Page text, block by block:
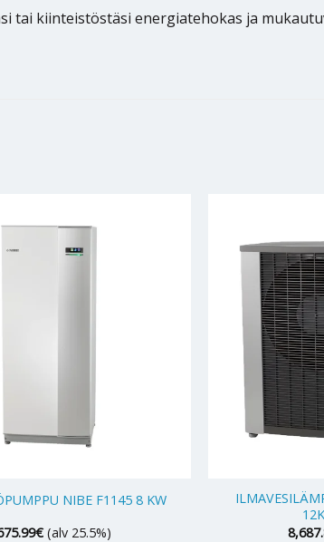
tai kiinteistöstäsi energiatehokas ja
NIBE F1145 8 KW
€ (alv 25.5%)